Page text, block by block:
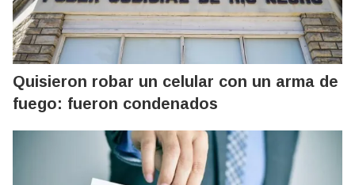
Quisieron robar un celular con un arma de
fuego: fueron condenados